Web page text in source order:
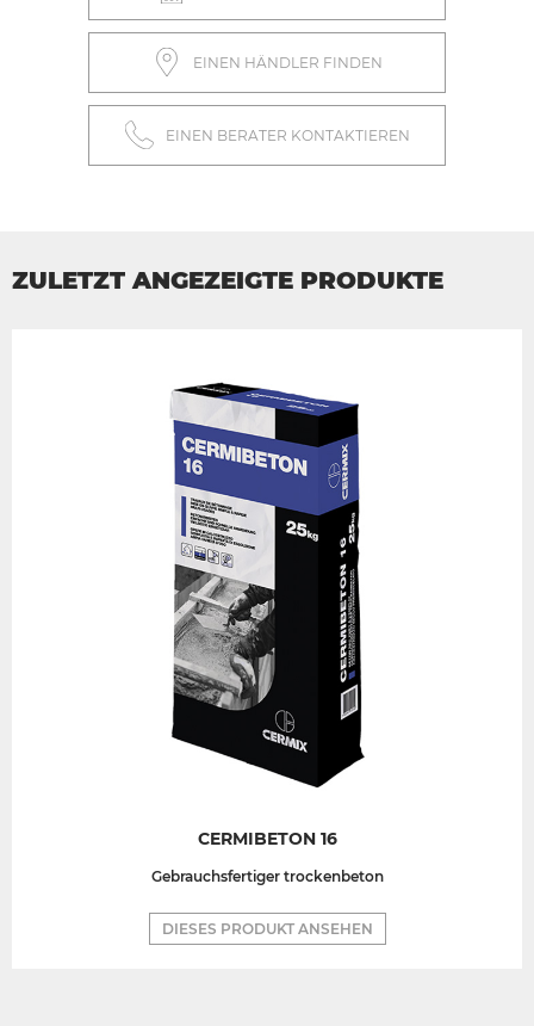
EINEN HÄNDLER FINDEN
EINEN BERATER KONTAKTIEREN
ZULETZT ANGEZEIGTE PRODUKTE
CERMIBETON 16
Gebrauchsfertiger trockenbeton
DIESES PRODUKT ANSEHEN